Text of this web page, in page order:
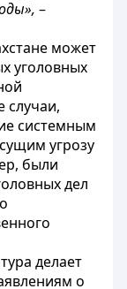
–
может
уголовных
случаи,
системным
угрозу
были
дел
делает
о